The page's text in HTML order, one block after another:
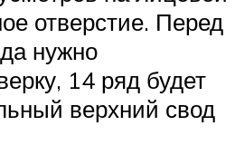
отверстие. Перед
нужно
14 ряд будет
верхний свод